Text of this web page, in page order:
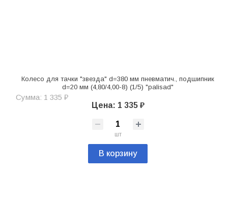
Колесо для тачки "звезда" d=380 мм пневматич., подшипник
d=20 мм (4,80/4,00-8) (1/5) "palisad"
Сумма: 1 335 ₽
Цена: 1 335 ₽
шт
В корзину